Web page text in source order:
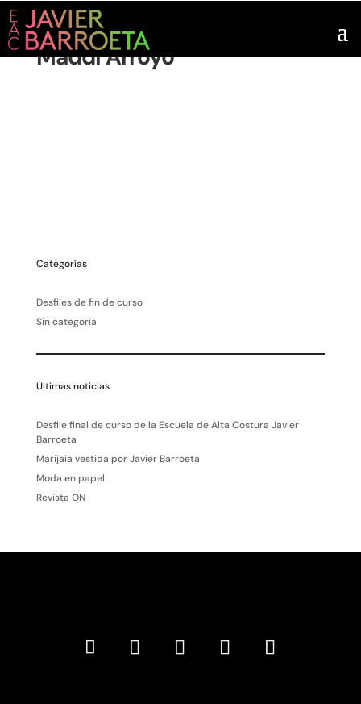
Maddi Arroyo
Categorías
Desfiles de fin de curso
Sin categoría
Últimas noticias
Desfile final de curso de la Escuela de Alta Costura Javier
Barroeta
Marijaia vestida por Javier Barroeta
Moda en papel
Revista ON